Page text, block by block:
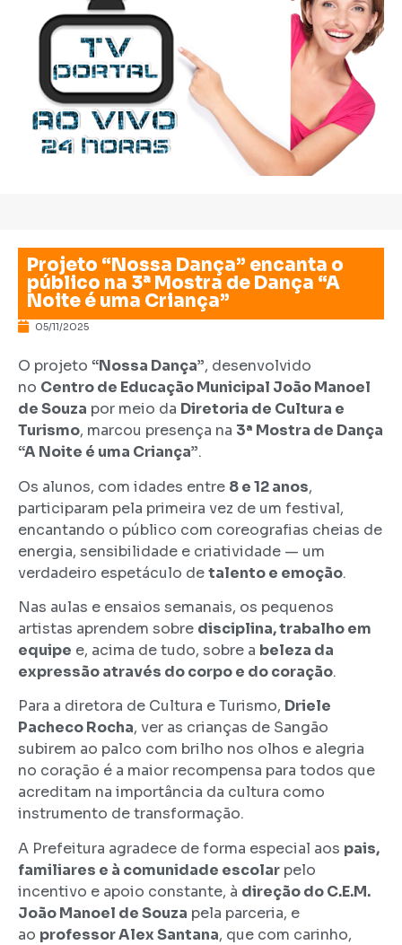
Projeto “Nossa Dança” encanta o
público na 3ª Mostra de Dança “A
Noite é uma Criança”
05/11/2025
O projeto “Nossa Dança”, desenvolvido
no Centro de Educação Municipal João Manoel
de Souza por meio da Diretoria de Cultura e
Turismo, marcou presença na 3ª Mostra de Dança
“A Noite é uma Criança”.
Os alunos, com idades entre 8 e 12 anos,
participaram pela primeira vez de um festival,
encantando o público com coreografias cheias de
energia, sensibilidade e criatividade — um
verdadeiro espetáculo detalento e emoção.
Nas aulas e ensaios semanais, os pequenos
artistas aprendem sobre disciplina, trabalho em
equipe e, acima de tudo, sobre a beleza da
expressão através do corpo e do coração.
Para a diretora de Cultura e Turismo, Driele
Pacheco Rocha, ver as crianças de Sangão
subirem ao palco com brilho nos olhos e alegria
no coração é a maior recompensa para todos que
acreditam na importância da cultura como
instrumento de transformação.
A Prefeitura agradece de forma especial aos pais,
familiares e à comunidade escolar pelo
incentivo e apoio constante, à direção do C.E.M.
João Manoel de Souza pela parceria, e
ao professor Alex Santana, que com carinho,